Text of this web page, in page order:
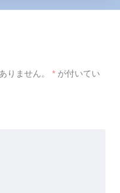
りません。 * が付いてい